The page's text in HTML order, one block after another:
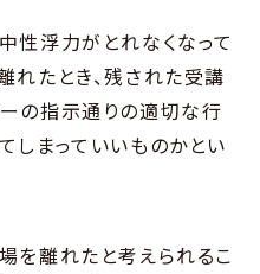
性浮力がとれなくなって
れたとき、残された受講
の指示通りの適切な行
しまっていいものかとい
を離れたと考えられるこ